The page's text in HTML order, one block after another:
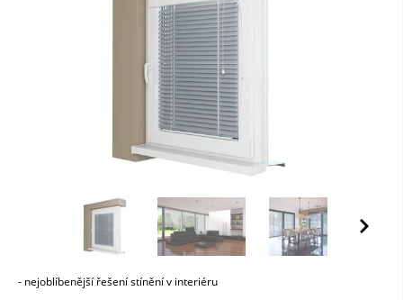
- nejoblíbenější řešení stínění v interiéru